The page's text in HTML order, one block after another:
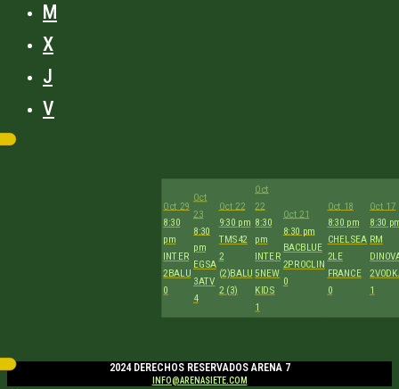
M
X
J
V
Oct 29
8:30
pm
INTER
2BALU
0
Oct
23
8:30
pm
EGSA
3ATV
4
Oct 22
9:30 pm
TMS42
2
(2)BALU
2 (3)
Oct
22
8:30
pm
INTER
5NEW
KIDS
1
Oct 21
8:30 pm
BACBLUE
2PROCLIN
0
Oct 18
8:30 pm
CHELSEA
2LE
FRANCE
0
Oct 17
8:30
RM
2
1
2024 DERECHOS RESERVADOS ARENA 7
INFO@ARENASIETE.COM